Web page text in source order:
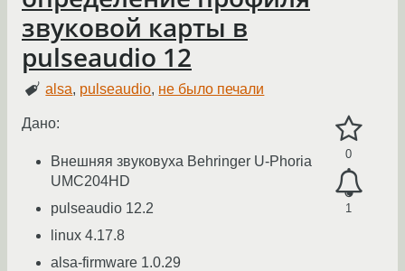
звуковой карты в
pulseaudio 12
alsa, pulseaudio, не было печали
0
1
Дано:
Внешняя звуковуха Behringer U-Phoria
UMC204HD
pulseaudio 12.2
linux 4.17.8
alsa-firmware 1.0.29